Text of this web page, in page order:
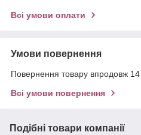
Всі умови оплати
Умови повернення
Повернення товару впродовж 14
Всі умови повернення
Подібні товари компанії